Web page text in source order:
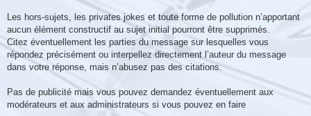
Les hors-sujets, les privates jokes et toute forme de pollution n’apportant
aucun élément constructif au sujet initial pourront être supprimés.
Citez éventuellement les parties du message sur lesquelles vous
répondez précisément ou interpellez directement l’auteur du message
dans votre réponse, mais n’abusez pas des citations.
Pas de publicité mais vous pouvez demandez éventuellement aux
modérateurs et aux administrateurs si vous pouvez en faire